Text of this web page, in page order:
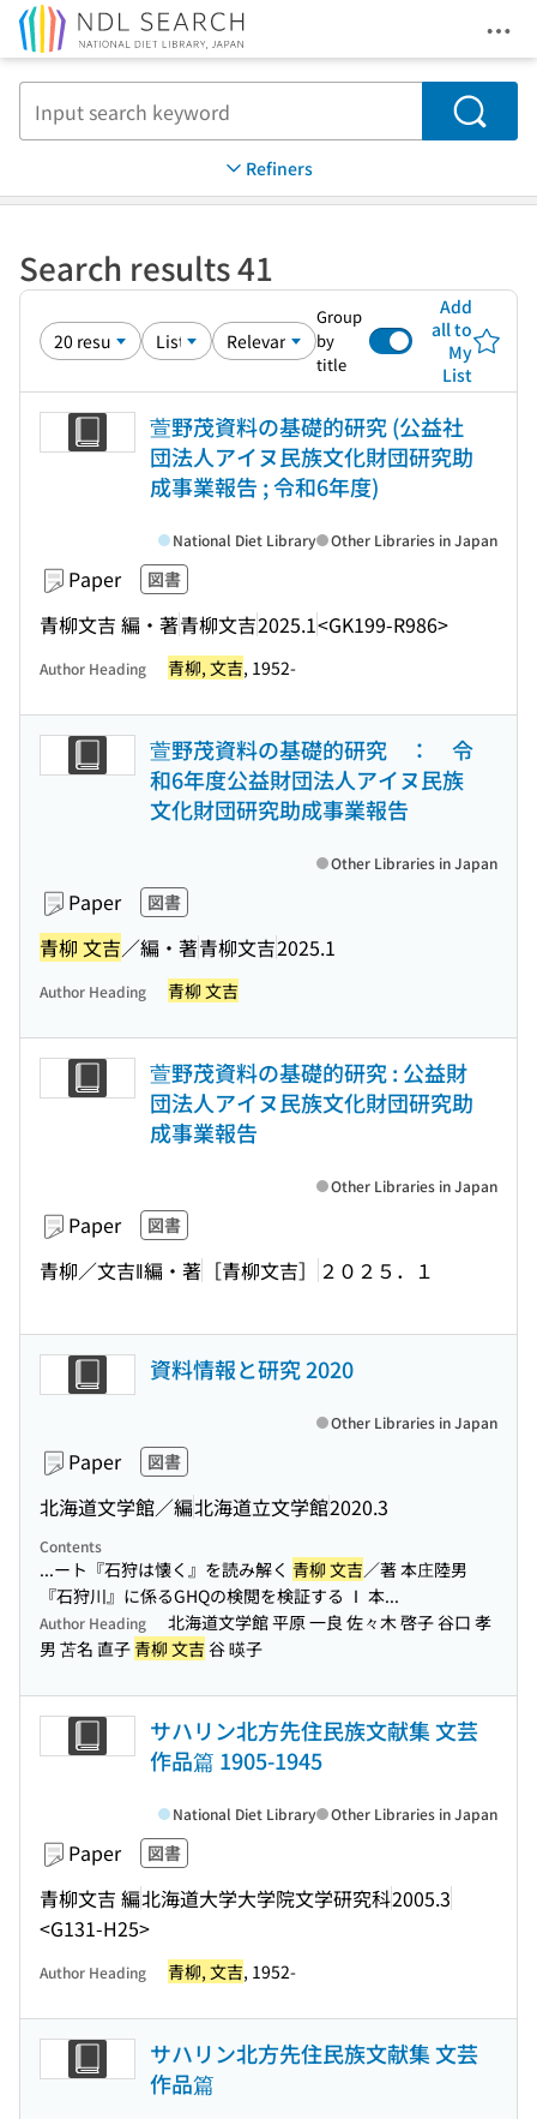
Search
Refiners
Search results 41
Group
by
title
Add
all to
My
List
萱野茂資料の基礎的研究 (公益社
団法人アイヌ民族文化財団研究助
成事業報告 ; 令和6年度)
Paper 図書
青柳文吉 編・著青柳文吉2025.1<GK199-R986>
National Diet Library Other Libraries in Japan
Author Heading 青柳, 文吉, 1952-
萱野茂資料の基礎的研究 ： 令
和6年度公益財団法人アイヌ民族
文化財団研究助成事業報告
Paper 図書
青柳 文吉／編・著青柳文吉2025.1
Other Libraries in Japan
Author Heading 青柳 文吉
萱野茂資料の基礎的研究 : 公益財
団法人アイヌ民族文化財団研究助
成事業報告
Paper 図書
青柳／文吉‖編・著 ［青柳文吉］ ２０２５．１
Other Libraries in Japan
資料情報と研究 2020
Paper 図書
北海道文学館／編北海道立文学館2020.3
Other Libraries in Japan
Contents
...ート『石狩は懐く』を読み解く 青柳 文吉／著 本庄陸男
『石狩川』に係るGHQの検閲を検証する Ⅰ 本...
Author Heading
北海道文学館 平原 一良 佐々木 啓子 谷口 孝
男 苫名 直子青柳 文吉 谷 暎子
サハリン北方先住民族文献集 文芸
作品篇 1905-1945
Paper 図書
青柳文吉 編北海道大学大学院文学研究科2005.3
<G131-H25>
National Diet Library Other Libraries in Japan
Author Heading 青柳, 文吉, 1952-
サハリン北方先住民族文献集 文芸
作品篇